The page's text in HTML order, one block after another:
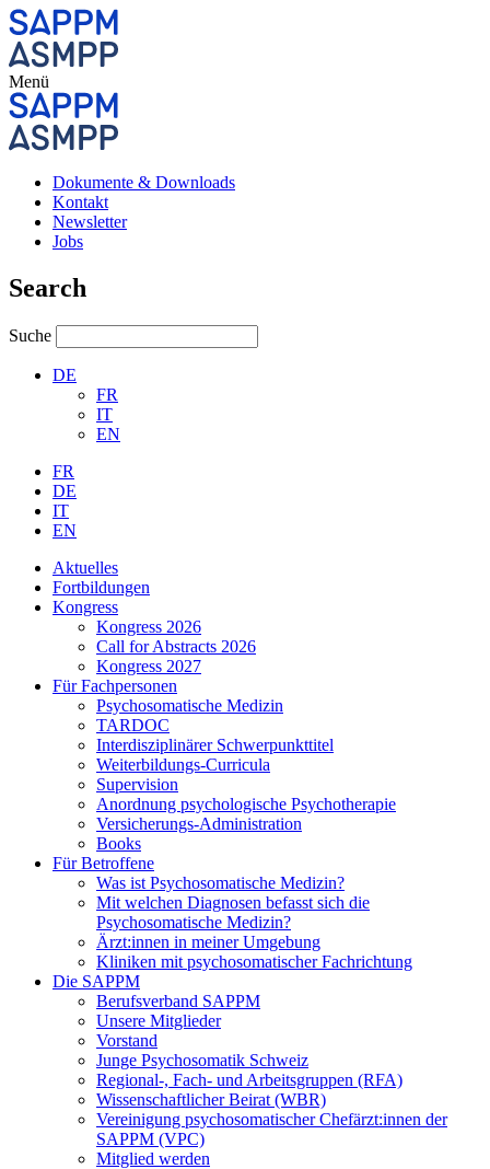
Menü
Dokumente & Downloads
Kontakt
Newsletter
Jobs
Search
Suche
DE
FR
IT
EN
FR
DE
IT
EN
Aktuelles
Fortbildungen
Kongress
Kongress 2026
Call for Abstracts 2026
Kongress 2027
Für Fachpersonen
Psychosomatische Medizin
TARDOC
Interdisziplinärer Schwerpunkttitel
Weiterbildungs-Curricula
Supervision
Anordnung psychologische Psychotherapie
Versicherungs-Administration
Books
Für Betroffene
Was ist Psychosomatische Medizin?
Mit welchen Diagnosen befasst sich die
Psychosomatische Medizin?
Ärzt:innen in meiner Umgebung
Kliniken mit psychosomatischer Fachrichtung
Die SAPPM
Berufsverband SAPPM
Unsere Mitglieder
Vorstand
Junge Psychosomatik Schweiz
Regional-, Fach- und Arbeitsgruppen (RFA)
Wissenschaftlicher Beirat (WBR)
Vereinigung psychosomatischer Chefärzt:innen der
SAPPM (VPC)
Mitglied werden